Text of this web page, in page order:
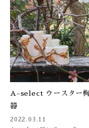
A-select ウースター
器
2022.03.11